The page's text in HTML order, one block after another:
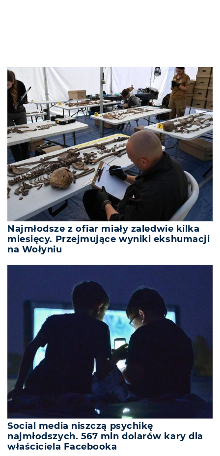
Najmłodsze z ofiar miały zaledwie kilka
miesięcy. Przejmujące wyniki ekshumacji
na Wołyniu
Social media niszczą psychikę
najmłodszych. 567 mln dolarów kary dla
właściciela Facebooka